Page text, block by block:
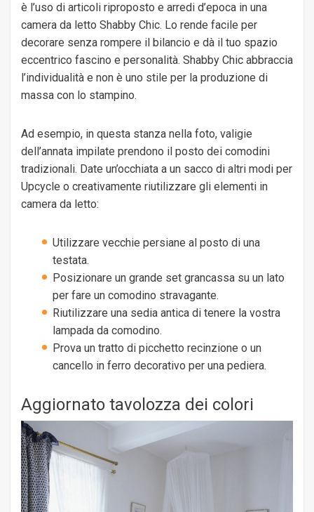
è l’uso di articoli riproposto e arredi d’epoca in una
camera da letto Shabby Chic. Lo rende facile per
decorare senza rompere il bilancio e dà il tuo spazio
eccentrico fascino e personalità. Shabby Chic abbraccia
l’individualità e non è uno stile per la produzione di
massa con lo stampino.
Ad esempio, in questa stanza nella foto, valigie
dell’annata impilate prendono il posto dei comodini
tradizionali. Date un’occhiata a un sacco di altri modi per
Upcycle o creativamente riutilizzare gli elementi in
camera da letto:
Utilizzare vecchie persiane al posto di una
testata.
Posizionare un grande set grancassa su un lato
per fare un comodino stravagante.
Riutilizzare una sedia antica di tenere la vostra
lampada da comodino.
Prova un tratto di picchetto recinzione o un
cancello in ferro decorativo per una pediera.
Aggiornato tavolozza dei colori